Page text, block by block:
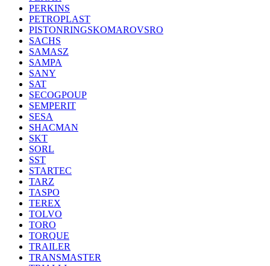
PERKINS
PETROPLAST
PISTONRINGSKOMAROVSRO
SACHS
SAMASZ
SAMPA
SANY
SAT
SECOGPOUP
SEMPERIT
SESA
SHACMAN
SKT
SORL
SST
STARTEC
TARZ
TASPO
TEREX
TOLVO
TORO
TORQUE
TRAILER
TRANSMASTER